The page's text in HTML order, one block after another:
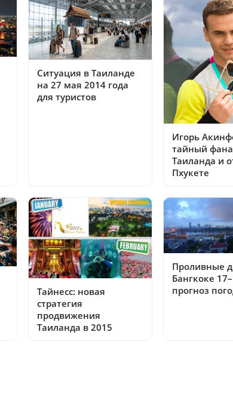
Ситуация в Таиланде
на 27 мая 2014 года
для туристов
Игорь
тайный
Таиланда и
Пхукете
Тайнесс: новая
стратегия
продвижения
Таиланда в 2015
Проливные
Бангкоке
прогноз